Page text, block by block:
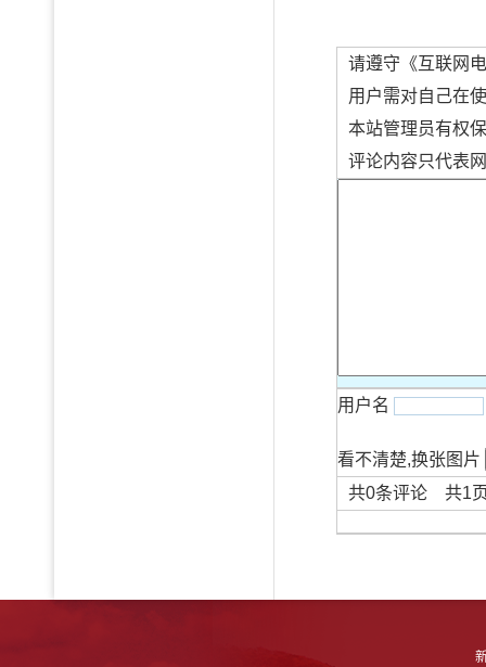
请遵守《互联网
用户需对自己在
本站管理员有权
评论内容只代表
用户名
看不清楚,换张图片
共0条评论 共1